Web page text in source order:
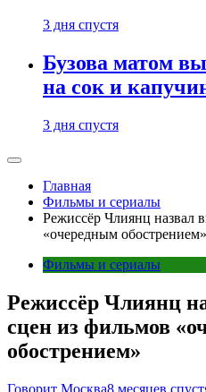
3 дня спустя
Бузова матом
на сок и
3 дня спустя
Главная
Фильмы и сериалы
Режиссёр Члиянц назвал
«очередным обострением»
Фильмы и сериалы
Режиссёр Члиянц
сцен из фильмов
обострением»
Говорит Москва8 месяцев